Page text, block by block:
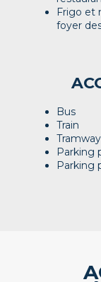
Frigo et
foyer
Bus
Train
Tramway
Parking
Parking